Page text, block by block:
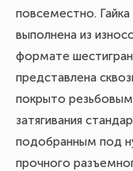
повсеместно.
выполнена из
формате
представлена
покрыто
затягивания
подобранным под
прочного